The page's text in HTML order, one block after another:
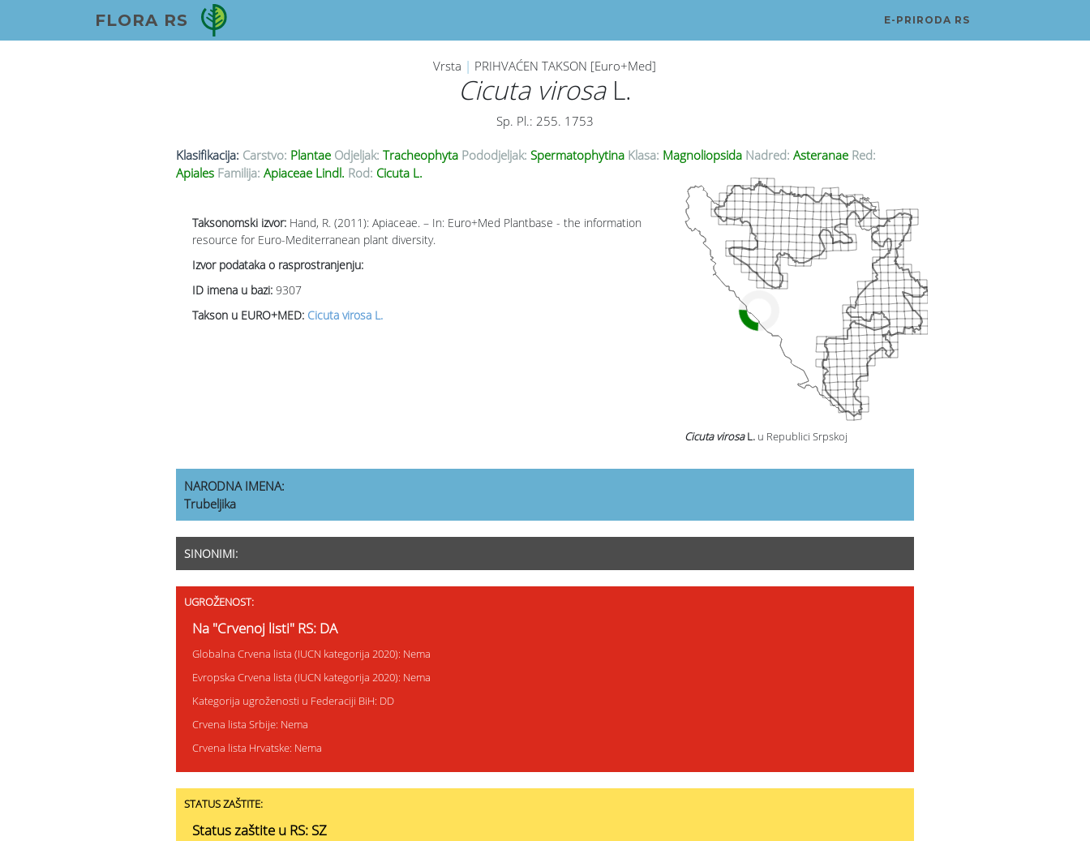
FLORA RS E-PRIRODA RS
Vrsta | PRIHVAĆEN TAKSON [Euro+Med]
Cicuta virosaL.
Sp. Pl.: 255. 1753
Klasifikacija: Carstvo: Plantae Odjeljak: Tracheophyta Pododjeljak: Spermatophytina Klasa: Magnoliopsida Nadred: Asteranae Red:
Apiales Familija: Apiaceae Lindl. Rod: Cicuta L.
Taksonomski izvor: Hand, R. (2011): Apiaceae. – In: Euro+Med Plantbase - the information
resource for Euro-Mediterranean plant diversity.
Izvor podataka o rasprostranjenju:
ID imena u bazi: 9307
Takson u EURO+MED: Cicuta virosa L.
Cicuta virosaL. u Republici Srpskoj
NARODNA IMENA:
Trubeljika
SINONIMI:
UGROŽENOST:
Na "Crvenoj listi" RS: DA
Globalna Crvena lista (IUCN kategorija 2020): Nema
Evropska Crvena lista (IUCN kategorija 2020): Nema
Kategorija ugroženosti u Federaciji BiH: DD
Crvena lista Srbije: Nema
Crvena lista Hrvatske: Nema
STATUS ZAŠTITE:
Status zaštite u RS: SZ